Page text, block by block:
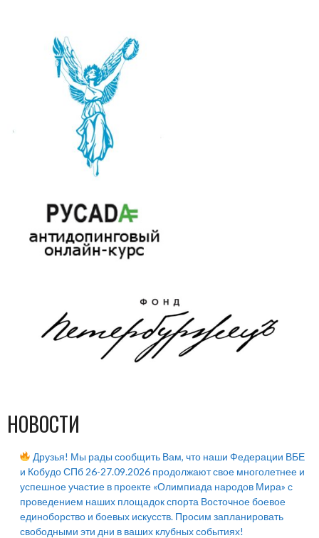
НОВОСТИ
Друзья! Мы рады сообщить Вам, что наши Федерации ВБЕ
и Кобудо СПб 26-27.09.2026 продолжают свое многолетнее и
успешное участие в проекте «Олимпиада народов Мира» с
проведением наших площадок спорта Восточное боевое
единоборство и боевых искусств. Просим запланировать
свободными эти дни в ваших клубных событиях!